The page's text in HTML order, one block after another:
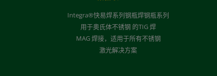
Integra®快易焊系列钢瓶焊钢瓶系列
用于奥氏体不锈钢 的TIG 焊
MAG 焊接，适用于所有不锈钢
激光解决方案